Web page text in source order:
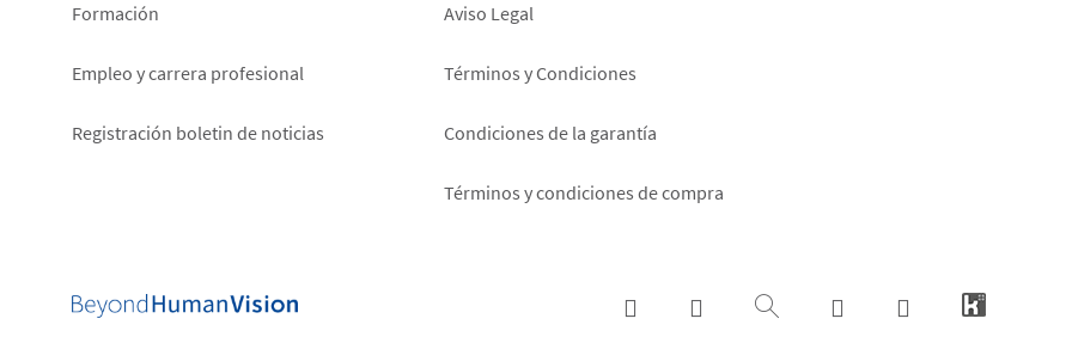
Formación
Empleo y carrera profesional
Registración boletin de noticias
Aviso Legal
Términos y Condiciones
Condiciones de la garantía
Términos y condiciones de compra